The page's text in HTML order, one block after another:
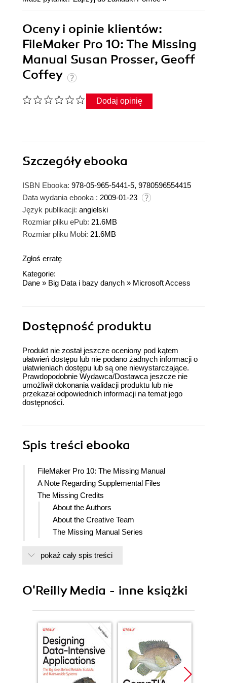
Oceny i opinie klientów:
FileMaker Pro 10: The Missing
Manual Susan Prosser, Geoff
Coffey
Dodaj opinię
Szczegółyebooka
ISBN Ebooka: 978-05-965-5441-5, 9780596554415
Data wydania ebooka : 2009-01-23
Język publikacji: angielski
Rozmiar pliku ePub: 21.6MB
Rozmiar pliku Mobi: 21.6MB
Zgłoś erratę
Kategorie:
Dane » Big Data i bazy danych » Microsoft Access
Dostępność produktu
Produkt nie został jeszcze oceniony pod kątem
ułatwień dostępu lub nie podano żadnych informacji o
ułatwieniach dostępu lub są one niewystarczające.
Prawdopodobnie Wydawca/Dostawca jeszcze nie
umożliwił dokonania walidacji produktu lub nie
przekazał odpowiednich informacji na temat jego
dostępności.
Spis treści ebooka
FileMaker Pro 10: The Missing Manual
A Note Regarding Supplemental Files
The Missing Credits
About the Authors
About the Creative Team
The Missing Manual Series
Why FileMaker Pro?
About This Book
Macintosh and Windows
About These Arrows
About MissingManuals.com
Safari Books Online
I. Getting Started with FileMaker
pokaż cały spis treści
O'Reilly Media - inne książki